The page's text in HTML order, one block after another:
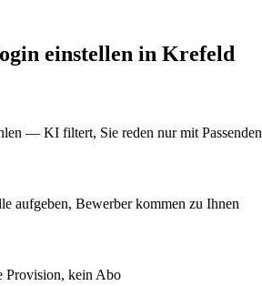
einstellen in Krefeld
— KI filtert, Sie reden nur mit Passenden
aufgeben, Bewerber kommen zu Ihnen
kein Abo